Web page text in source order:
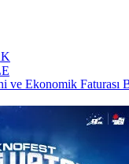
ve Ekonomik Faturası